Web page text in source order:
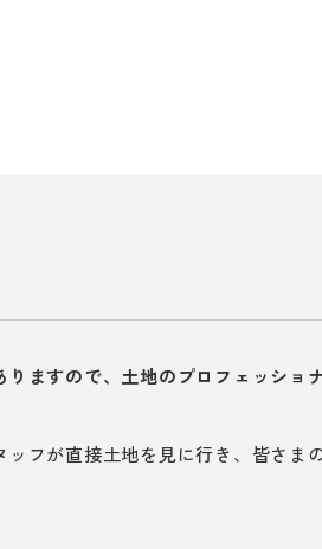
ますので、土地のプロフェッショ
フが直接土地を見に行き、皆さま